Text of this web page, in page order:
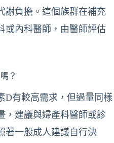
謝負擔。這個族群在補充
或內科醫師，由醫師評估
？
D有較高需求，但過量同樣
，建議與婦產科醫師或診
著一般成人建議自行決